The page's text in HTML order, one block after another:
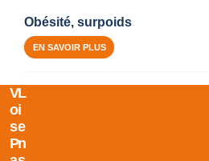
Obésité, surpoids
EN SAVOIR PLUS
L
I
E
N
V
O
S
P